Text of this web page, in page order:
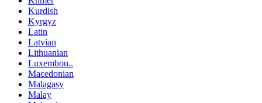
Kurdish
Kyrgyz
Latin
Latvian
Lithuanian
Luxembou..
Macedonian
Malagasy
Malay